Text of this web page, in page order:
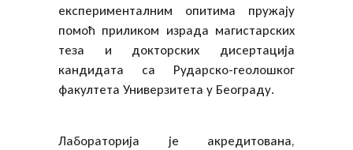
експерименталним опитима пружају
помоћ приликом израда магистарских
теза и докторских дисертација
кандидата са Рударско-геолошког
факултета Универзитета у Београду.
Лабораторија је акредитована,